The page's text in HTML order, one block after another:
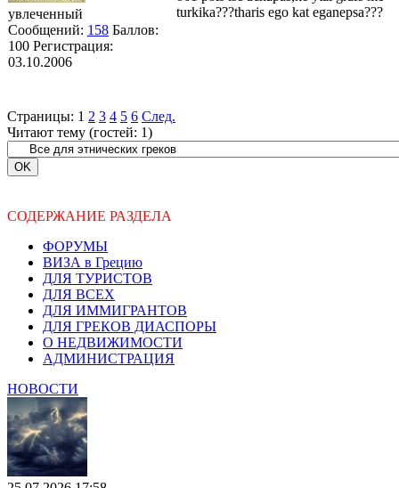
увлеченный
Сообщений: 158 Баллов:
100 Регистрация:
03.10.2006
turkika???tharis ego kat eganepsa???
Страницы: 1 2 3 4 5 6 След.
Читают тему (гостей: 1)
СОДЕРЖАНИЕ РАЗДЕЛА
ФОРУМЫ
ВИЗА в Грецию
ДЛЯ ТУРИСТОВ
ДЛЯ ВСЕХ
ДЛЯ ИММИГРАНТОВ
ДЛЯ ГРЕКОВ ДИАСПОРЫ
О НЕДВИЖИМОСТИ
АДМИНИСТРАЦИЯ
НОВОСТИ